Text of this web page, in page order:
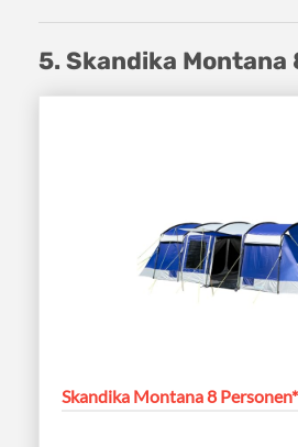
5. Skandika Montana
Skandika Montana 8 Personen*